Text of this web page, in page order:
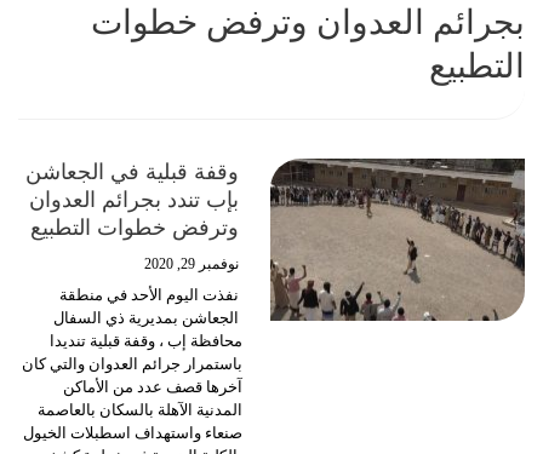
بجرائم العدوان وترفض خطوات
التطبيع
وقفة قبلية في الجعاشن
بإب تندد بجرائم العدوان
وترفض خطوات التطبيع
نوفمبر 29, 2020
نفذت اليوم الأحد في منطقة
الجعاشن بمديرية ذي السفال
محافظة إب ، وقفة قبلية تنديدا
باستمرار جرائم العدوان والتي كان
آخرها قصف عدد من الأماكن
المدنية الآهلة بالسكان بالعاصمة
صنعاء واستهداف اسطبلات الخيول